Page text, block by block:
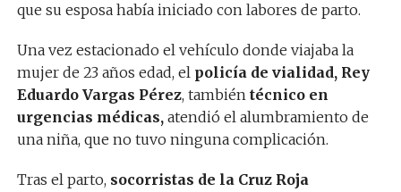
que su esposa había iniciado con labores de parto.
Una vez estacionado el vehículo donde viajaba la
mujer de 23 años edad, el policía de vialidad, Rey
Eduardo Vargas Pérez, también técnico en
urgencias médicas,atendió el alumbramiento de
una niña, que no tuvo ninguna complicación.
Tras el parto, socorristas de la Cruz Roja